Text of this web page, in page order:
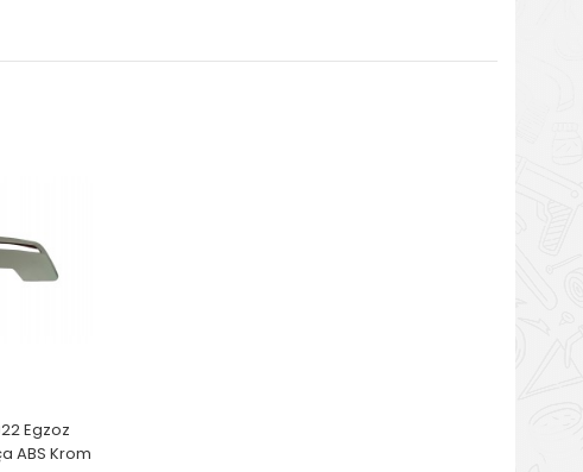
Egzoz
ABS Krom